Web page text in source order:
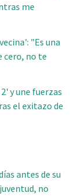
me
"Es una
cero, no te
y une fuerzas
el exitazo de
antes de su
no